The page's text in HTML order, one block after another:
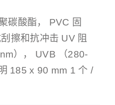
碳酸酯， PVC 固
擦和抗冲击 UV 阻
）， UVB （280-
185 x 90 mm 1 个 /